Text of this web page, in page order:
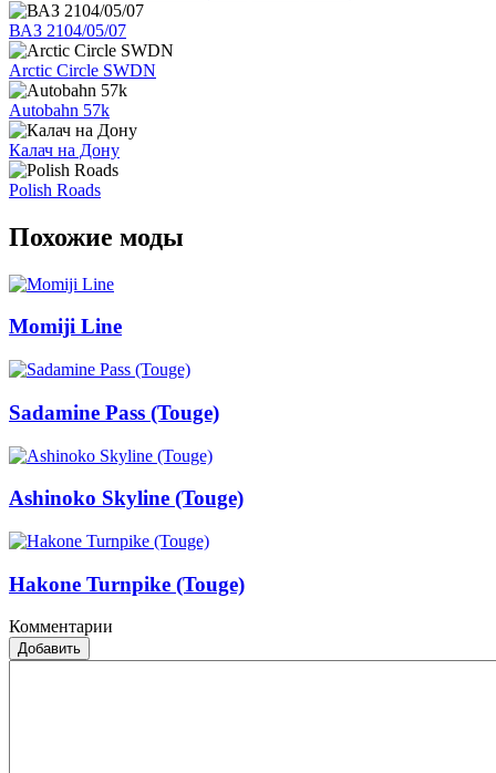
ВАЗ 2104/05/07
Arctic Circle SWDN
Autobahn 57k
Калач на Дону
Polish Roads
Похожие моды
Momiji Line
Sadamine Pass (Touge)
Ashinoko Skyline (Touge)
Hakone Turnpike (Touge)
Комментарии
Добавить